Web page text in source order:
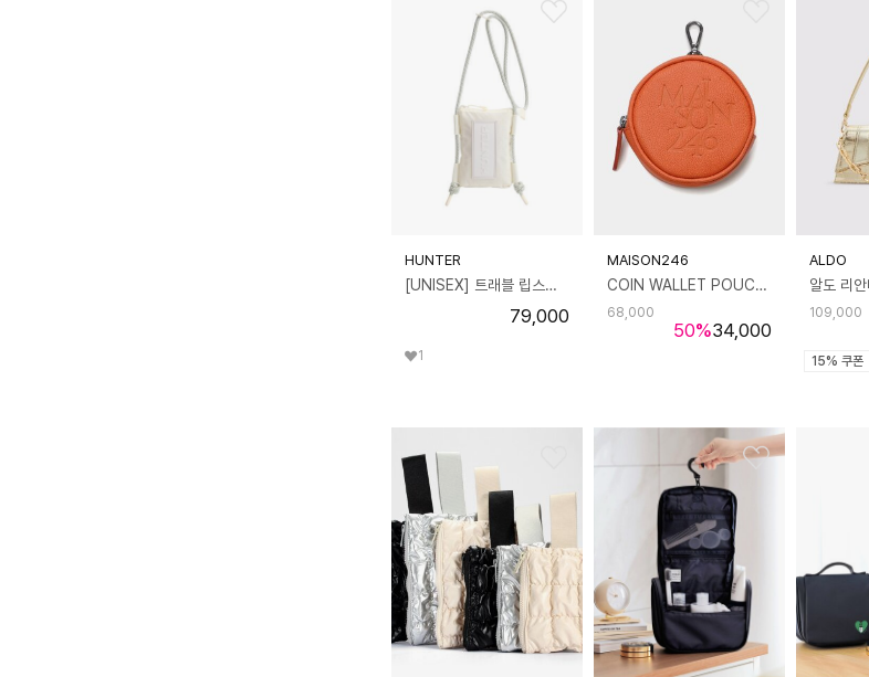
HUNTER
[UNISEX] 트래블 립스탑 폰파우치 - 셰이디드화이트 UBP1514NRSSHW
79,000
1
MAISON246
COIN WALLET POUCH - ORANGE 원형 파우치 동전지갑 오렌지
50%
68,000
34,000
ALDO
109,000
15% 쿠폰